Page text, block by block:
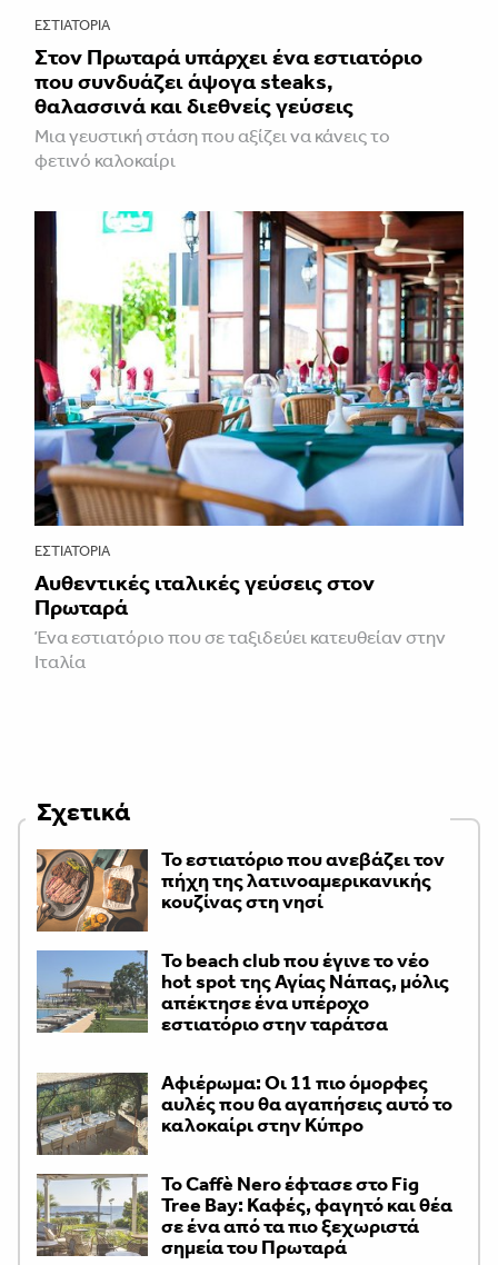
ΕΣΤΙΑΤΌΡΙΑ
Στον Πρωταρά υπάρχει ένα εστιατόριο
που συνδυάζει άψογα steaks,
θαλασσινά και διεθνείς γεύσεις
Μια γευστική στάση που αξίζει να κάνεις το
φετινό καλοκαίρι
ΕΣΤΙΑΤΌΡΙΑ
Αυθεντικές ιταλικές γεύσεις στον
Πρωταρά
Ένα εστιατόριο που σε ταξιδεύει κατευθείαν στην
Ιταλία
Σχετικά
Το εστιατόριο που ανεβάζει τον
πήχη της λατινοαμερικανικής
κουζίνας στη νησί
Το beach club που έγινε το νέο
hot spot της Αγίας Νάπας, μόλις
απέκτησε ένα υπέροχο
εστιατόριο στην ταράτσα
Αφιέρωμα: Οι 11 πιο όμορφες
αυλές που θα αγαπήσεις αυτό το
καλοκαίρι στην Κύπρο
Το Caffè Nero έφτασε στο Fig
Tree Bay: Καφές, φαγητό και θέα
σε ένα από τα πιο ξεχωριστά
σημεία του Πρωταρά